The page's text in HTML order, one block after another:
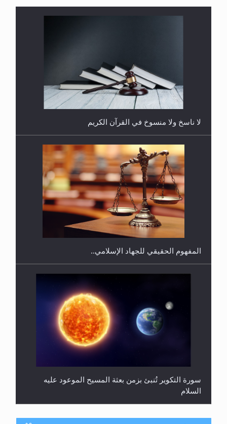
هل يُحسب حول الزكاة وفق السنة الميلادية أو الهجرية؟
هل يجوز فتح مشروع كوافير نسائي للمحجبات وغير
المحجبات؟
لا ناسخ ولا منسوخ في القرآن الكريم
المفهوم الحقيقي للجهاد الإسلامي..
سورة التكوير تُنبئ بزمن بعثة المسيح الموعود عليه
السلام